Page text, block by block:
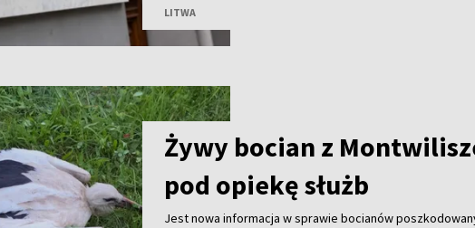
LITWA
Żywy bocian z
pod opiekę służb
Jest nowa informacja w sprawie bocianów